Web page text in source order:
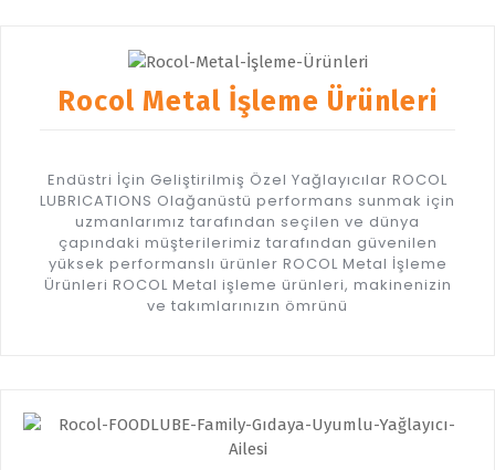
Rocol Metal İşleme Ürünleri
Endüstri İçin Geliştirilmiş Özel Yağlayıcılar ROCOL
LUBRICATIONS Olağanüstü performans sunmak için
uzmanlarımız tarafından seçilen ve dünya
çapındaki müşterilerimiz tarafından güvenilen
yüksek performanslı ürünler ROCOL Metal İşleme
Ürünleri ROCOL Metal işleme ürünleri, makinenizin
ve takımlarınızın ömrünü